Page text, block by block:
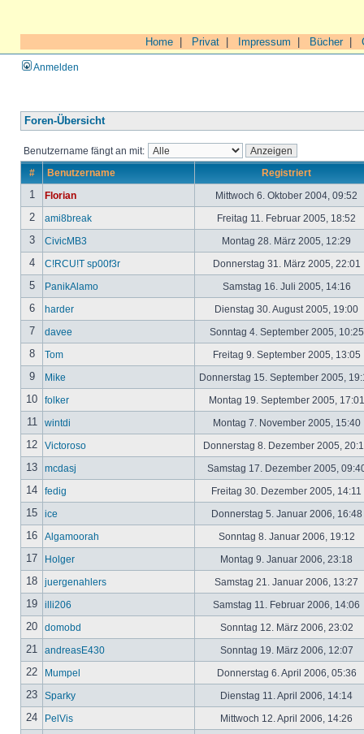
Home Privat Impressum Bücher|
Anmelden
Foren-Übersicht
Benutzername fängt an mit:
# Benutzername Registriert
1 Florian Mittwoch 6. Oktober 2004, 09:52
2 ami8break Freitag 11. Februar 2005, 18:52
3 CivicMB3 Montag 28. März 2005, 12:29
4 C!RCU!T sp00f3r Donnerstag 31. März 2005, 22:01
5 PanikAlamo Samstag 16. Juli 2005, 14:16
6 harder Dienstag 30. August 2005, 19:00
7 davee Sonntag 4. September 2005,
8 Tom Freitag 9. September 2005, 13:05
9 Mike Donnerstag 15. September 2005,
10 folker Montag 19. September 2005,
11 wintdi Montag 7. November 2005, 15:40
12 Victoroso Donnerstag 8. Dezember 2005,
13 mcdasj Samstag 17. Dezember 2005,
14 fedig Freitag 30. Dezember 2005, 14:11
15 ice Donnerstag 5. Januar 2006, 16:48
16 Algamoorah Sonntag 8. Januar 2006, 19:12
17 Holger Montag 9. Januar 2006, 23:18
18 juergenahlers Samstag 21. Januar 2006, 13:27
19 illi206 Samstag 11. Februar 2006, 14:06
20 domobd Sonntag 12. März 2006, 23:02
21 andreasE430 Sonntag 19. März 2006, 12:07
22 Mumpel Donnerstag 6. April 2006, 05:36
23 Sparky Dienstag 11. April 2006, 14:14
24 PelVis Mittwoch 12. April 2006, 14:26